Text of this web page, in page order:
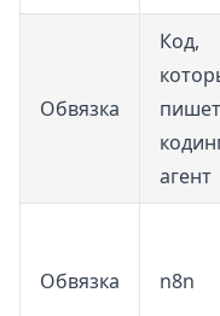
Обвязка
Код,
пишет
агент
Обвязка n8n